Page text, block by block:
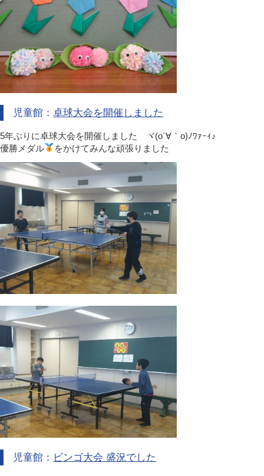
児童館： 卓球大会を開催しました
5年ぶりに卓球大会を開催しました ヾ(o´∀｀o)ﾉﾜｧｰｨ♪
優勝メダル
をかけてみんな頑張りました
児童館： ビンゴ大会 盛況でした